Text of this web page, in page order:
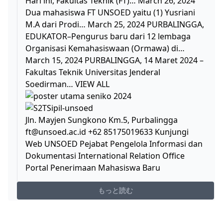
Dua mahasiswa FT UNSOED yaitu (1) Yusriani
M.A dari Prodi… March 25, 2024 PURBALINGGA,
EDUKATOR–Pengurus baru dari 12 lembaga
Organisasi Kemahasiswaan (Ormawa) di…
March 15, 2024 PURBALINGGA, 14 Maret 2024 –
Fakultas Teknik Universitas Jenderal
Soedirman… VIEW ALL
Jln. Mayjen Sungkono Km.5, Purbalingga
ft@unsoed.ac.id +62 85175019633 Kunjungi
Web UNSOED Pejabat Pengelola Informasi dan
Dokumentasi International Relation Office
Portal Penerimaan Mahasiswa Baru
もっと読む